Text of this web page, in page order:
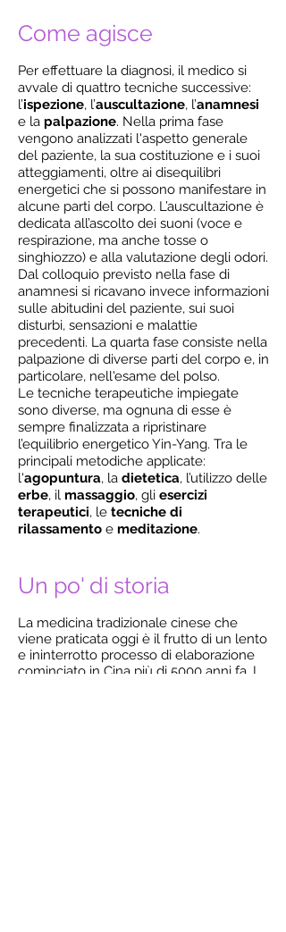
Come agisce
Per effettuare la diagnosi, il medico si
avvale di quattro tecniche successive:
l’ispezione, l’auscultazione, l’anamnesi
e la palpazione. Nella prima fase
vengono analizzati l'aspetto generale
del paziente, la sua costituzione e i suoi
atteggiamenti, oltre ai disequilibri
energetici che si possono manifestare in
alcune parti del corpo. L’auscultazione è
dedicata all’ascolto dei suoni (voce e
respirazione, ma anche tosse o
singhiozzo) e alla valutazione degli odori.
Dal colloquio previsto nella fase di
anamnesi si ricavano invece informazioni
sulle abitudini del paziente, sui suoi
disturbi, sensazioni e malattie
precedenti. La quarta fase consiste nella
palpazione di diverse parti del corpo e, in
particolare, nell'esame del polso.
Le tecniche terapeutiche impiegate
sono diverse, ma ognuna di esse è
sempre finalizzata a ripristinare
l’equilibrio energetico Yin-Yang. Tra le
principali metodiche applicate:
l'agopuntura, la dietetica, l’utilizzo delle
erbe, il massaggio, gli esercizi
terapeutici, le tecniche di
rilassamento e meditazione.
Un po' di storia
La medicina tradizionale cinese che
viene praticata oggi è il frutto di un lento
e ininterrotto processo di elaborazione
cominciato in Cina più di 5000 anni fa. I